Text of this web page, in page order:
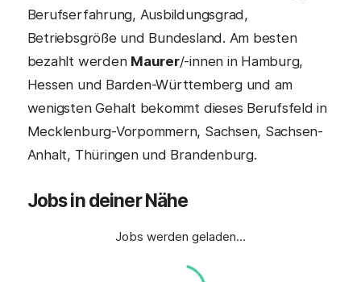
Berufserfahrung, Ausbildungsgrad,
Betriebsgröße und Bundesland. Am besten
bezahlt werden Maurer/-innen in Hamburg,
Hessen und Barden-Württemberg und am
wenigsten Gehalt bekommt dieses Berufsfeld in
Mecklenburg-Vorpommern, Sachsen, Sachsen-
Anhalt, Thüringen und Brandenburg.
Jobs in deiner Nähe
Jobs werden geladen…